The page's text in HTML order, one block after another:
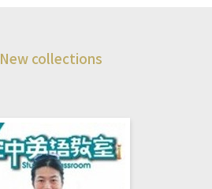
New collections